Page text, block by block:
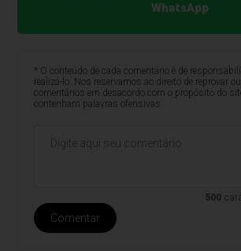
WhatsApp
* O conteúdo de cada comentário é de
realizá-lo. Nos reservamos ao direito de reprovar
comentários em desacordo com o propósito do
contenham palavras ofensivas.
500
Comentar